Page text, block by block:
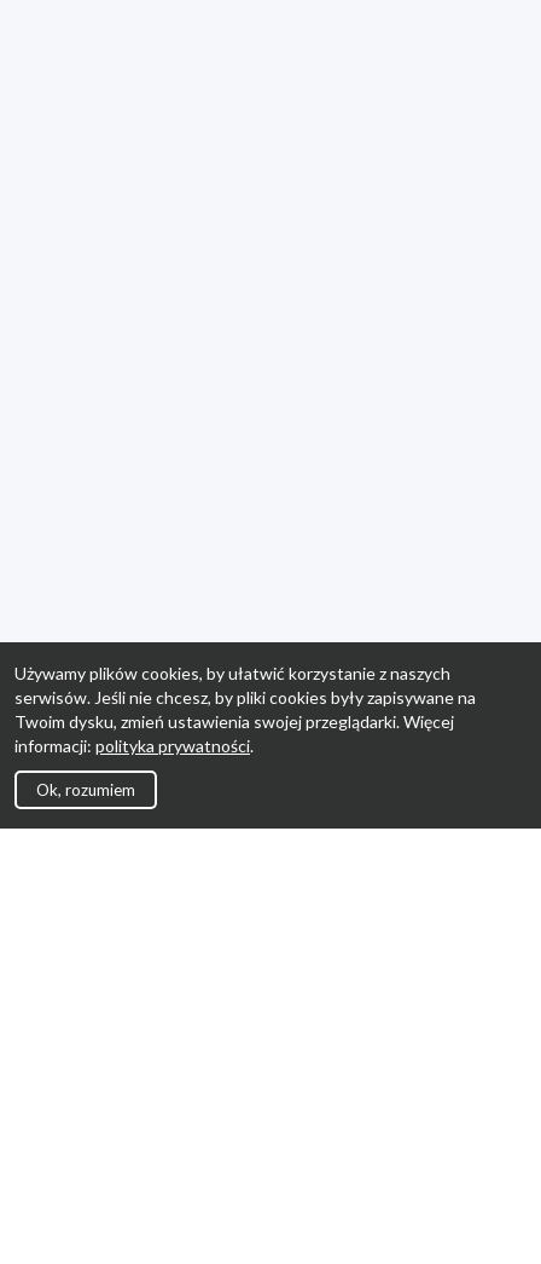
Używamy plików cookies, by ułatwić korzystanie z naszych
serwisów. Jeśli nie chcesz, by pliki cookies były zapisywane na
Twoim dysku, zmień ustawienia swojej przeglądarki. Więcej
informacji: polityka prywatności.
Ok, rozumiem